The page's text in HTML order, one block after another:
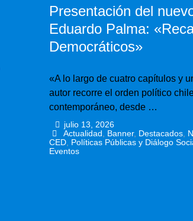
Presentación del
Eduardo Palma:
Democráticos»
«A lo largo de cuatro capítulos y
autor recorre el orden político
contemporáneo, desde …
julio 13, 2026
Actualidad Banner, Destacados,
CED Políticas Públicas y Diálogo
Eventos